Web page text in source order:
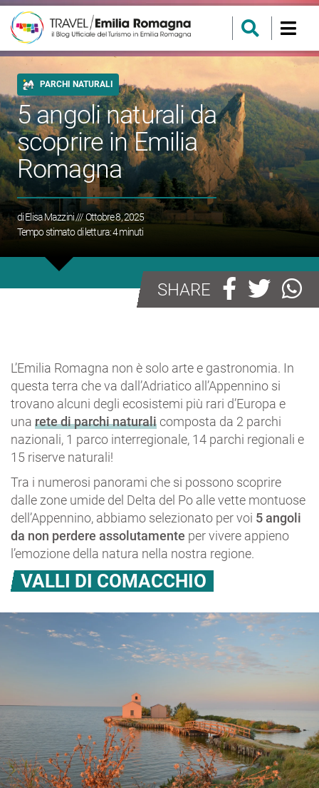
PARCHI NATURALI
5 angoli naturali da
scoprire in Emilia
Romagna
diElisa Mazzini/// Ottobre 8, 2025
Tempo stimato di lettura:4minuti
SHARE
L’Emilia Romagna non è solo arte e gastronomia. In
questa terra che va dall’Adriatico all’Appennino si
trovano alcuni degli ecosistemi più rari d’Europa e
una rete di parchi naturalicomposta da 2 parchi
nazionali, 1 parco interregionale, 14 parchi regionali e
15 riserve naturali!
Tra i numerosi panorami che si possono scoprire
dalle zone umide del Delta del Po alle vette montuose
dell’Appennino, abbiamo selezionato per voi 5 angoli
da non perdere assolutamente per vivere appieno
l’emozione della natura nella nostra regione.
VALLI DI COMACCHIO